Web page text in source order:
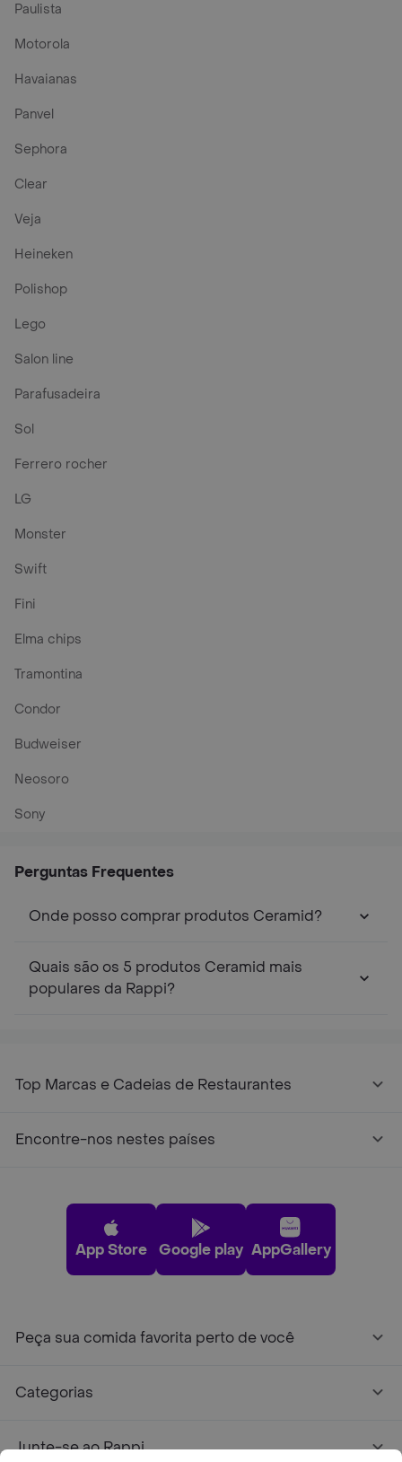
Paulista
Motorola
Havaianas
Panvel
Sephora
Clear
Veja
Heineken
Polishop
Lego
Salon line
Parafusadeira
Sol
Ferrero rocher
LG
Monster
Swift
Fini
Elma chips
Tramontina
Condor
Budweiser
Neosoro
Sony
Perguntas Frequentes
Onde posso comprar produtos Ceramid?
Quais são os 5 produtos Ceramid mais
populares da Rappi?
Top Marcas e Cadeias de Restaurantes
Encontre-nos nestes países
App Store Google play AppGallery
Peça sua comida favorita perto de você
Categorias
Junte-se ao Rappi